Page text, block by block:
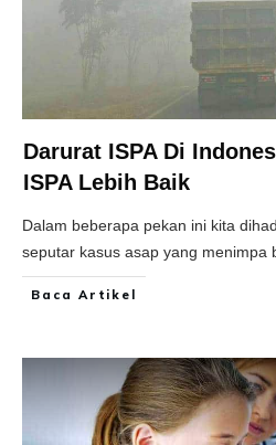
Darurat ISPA Di
ISPA Lebih Baik
Dalam beberapa pekan ini kita
seputar kasus asap yang menimpa
Baca Artikel